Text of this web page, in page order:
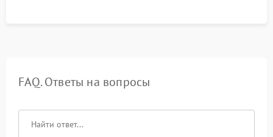
FAQ. Ответы на вопросы